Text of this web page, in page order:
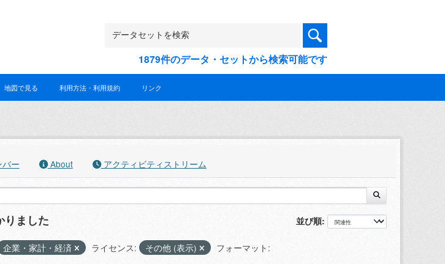
1879件のデータ・セットから検索可能です
地図で見る 利用方法・利用規約 リンク
ー About アクティビティストリーム
並び順
りました
企業・家計・経済 ライセンス: その他 (表示)
フォーマット: